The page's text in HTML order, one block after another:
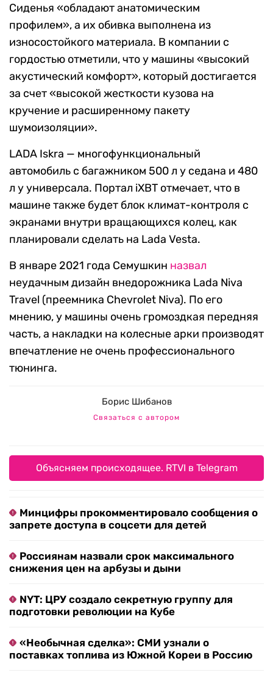
Сиденья «обладают анатомическим
профилем», а их обивка выполнена из
износостойкого материала. В компании с
гордостью отметили, что у машины «высокий
акустический комфорт», который достигается
за счет «высокой жесткости кузова на
кручение и расширенному пакету
шумоизоляции».
LADA Iskra — многофункциональный
автомобиль с багажником 500 л у седана и 480
л у универсала. Портал iXBT отмечает, что в
машине также будет блок климат-контроля с
экранами внутри вращающихся колец, как
планировали сделать на Lada Vesta.
В январе 2021 года Семушкин назвал
неудачным дизайн внедорожника Lada Niva
Travel (преемника Chevrolet Niva). По его
мнению, у машины очень громоздкая передняя
часть, а накладки на колесные арки производят
впечатление не очень профессионального
тюнинга.
Борис Шибанов
Связаться с автором
Объясняем происходящее. RTVI в Telegram
Минцифры прокомментировало сообщения о
запрете доступа в соцсети для детей
Россиянам назвали срок максимального
снижения цен на арбузы и дыни
NYT: ЦРУ создало секретную группу для
подготовки революции на Кубе
«Необычная сделка»: СМИ узнали о
поставках топлива из Южной Кореи в Россию